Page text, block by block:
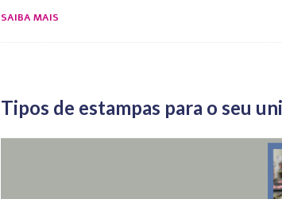
SAIBA MAIS
Tipos de estampas para o seu